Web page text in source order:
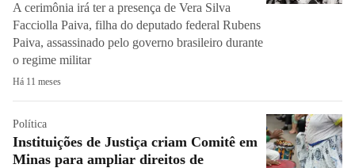
A cerimônia irá ter a presença de Vera Silva
Facciolla Paiva, filha do deputado federal Rubens
Paiva, assassinado pelo governo brasileiro durante
o regime militar
Há 11 meses
Política
Instituições de Justiça criam Comitê em
Minas para ampliar direitos de